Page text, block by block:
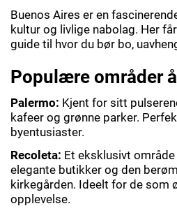
Buenos Aires er en
kultur og livlige nabolag. Her
guide til hvor du bør bo,
Populære områder
Palermo: Kjent for sitt
kafeer og grønne parker.
byentusiaster.
Recoleta: Et eksklusivt
elegante butikker og den
kirkegården. Ideelt for de som
opplevelse.